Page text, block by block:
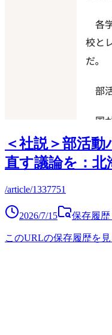
＜社説＞部活
直す議論を：
/article/1337751
2026/7/15 保存履歴
このURLの保存履歴を見